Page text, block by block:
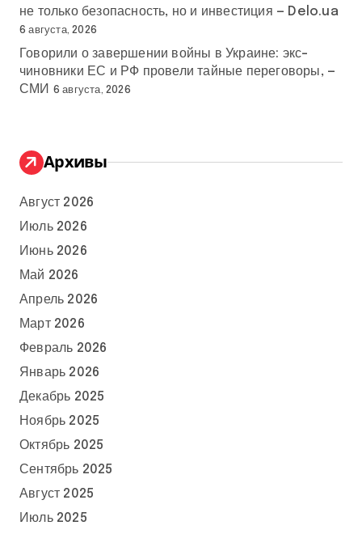
не только безопасность, но и инвестиция — Delo.ua
6 августа, 2026
Говорили о завершении войны в Украине: экс-
чиновники ЕС и РФ провели тайные переговоры, —
СМИ
6 августа, 2026
Архивы
Август 2026
Июль 2026
Июнь 2026
Май 2026
Апрель 2026
Март 2026
Февраль 2026
Январь 2026
Декабрь 2025
Ноябрь 2025
Октябрь 2025
Сентябрь 2025
Август 2025
Июль 2025